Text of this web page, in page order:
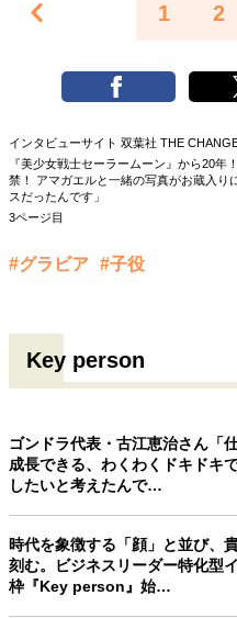
1 2
インタビューサイト 双葉社 THE
『美少女戦士セーラームーン』から20
禁！ アマガエルと一緒の写真がお蔵入り
スだったんです」
3ページ目
#グラビア #子役
Key person
ゴンドラ代表・古江恵治さん「
成長できる、わくわくドキドキ
したいと考えたんで…
時代を象徴する「顔」と並び、
刻む。ビジネスリーダー特化型
枠『Key person』始…